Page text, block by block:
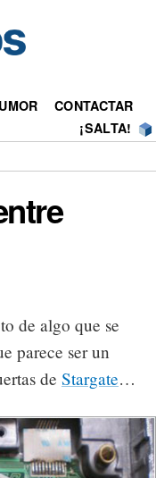
CONTACTAR
¡SALTA!
de algo que se
parece ser un
de Stargate…